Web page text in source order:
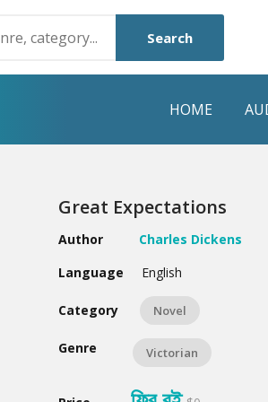
Search
HOME
Humayun Ahmed
Mouri Morium
Hot & New
Featured Event
Great Expectations
Author
Charles Dickens
Language
English
Category Novel
Genre Victorian